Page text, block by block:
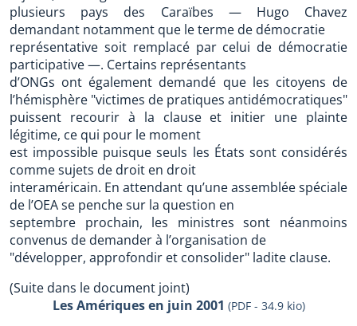
plusieurs pays des Caraïbes — Hugo Chavez
demandant notamment que le terme de démocratie
représentative soit remplacé par celui de démocratie
participative —. Certains représentants
d’ONGs ont également demandé que les citoyens de
l’hémisphère "victimes de pratiques antidémocratiques"
puissent recourir à la clause et initier une plainte
légitime, ce qui pour le moment
est impossible puisque seuls les États sont considérés
comme sujets de droit en droit
interaméricain. En attendant qu’une assemblée spéciale
de l’OEA se penche sur la question en
septembre prochain, les ministres sont néanmoins
convenus de demander à l’organisation de
"développer, approfondir et consolider" ladite clause.
(Suite dans le document joint)
Les Amériques en juin 2001 (PDF - 34.9 kio)